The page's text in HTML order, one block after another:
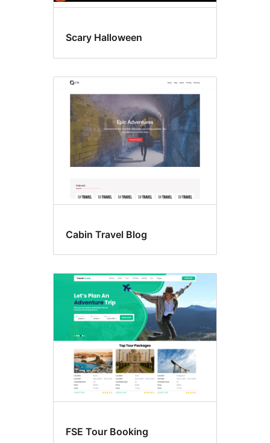
Scary Halloween
Cabin Travel Blog
FSE Tour Booking